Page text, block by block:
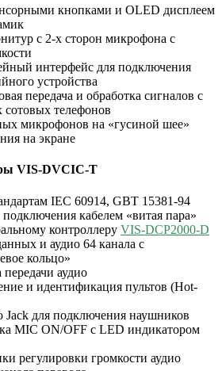
кнопками и OLED дисплеем
с 2-х сторон микрофона c
интерфейс для подключения
устройства
передача и обработка сигналов с
телефонов
микрофонов на «гусиной шее»
на экране
VIS-DVCIC-T
IEC 60914, GBT 15381-94
подключения кабелем «витая пара»
контроллеру VIS-DCP2000-D
и аудио 64 канала с
кольцо»
аудио
и идентификация пультов (Hot-
Jack для подключения наушников
MIC ON/OFF с LED индикатором
регулировки громкости аудио